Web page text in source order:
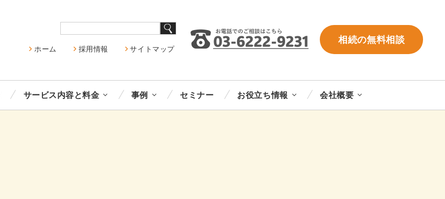
ホーム 採用情報 サイトマップ
相続の無料相談
サービス内容と料金 事例 セミナー お役立ち情報 会社概要